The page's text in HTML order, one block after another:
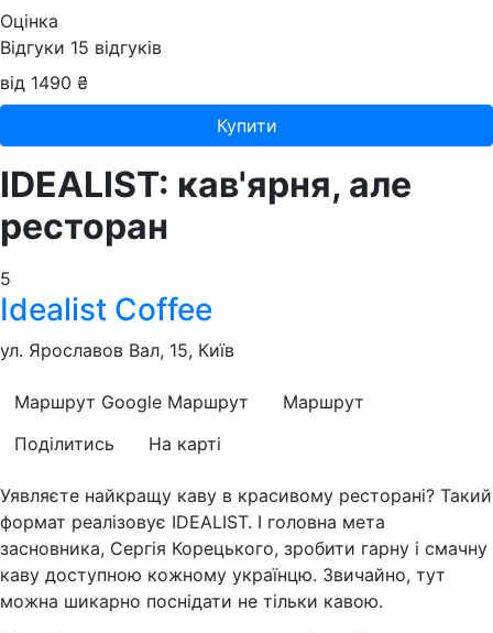
Оцінка
Відгуки 15 відгуків
від 1490 ₴
Купити
IDEALIST: кав'ярня, але
ресторан
5
Idealist Coffee
ул. Ярославов Вал, 15, Київ
Маршрут Google Маршрут
Маршрут
Поділитись
На карті
Уявляєте найкращу каву в красивому ресторані? Такий
формат реалізовує IDEALIST. І головна мета
засновника, Сергія Корецького, зробити гарну і смачну
каву доступною кожному українцю. Звичайно, тут
можна шикарно поснідати не тільки кавою.